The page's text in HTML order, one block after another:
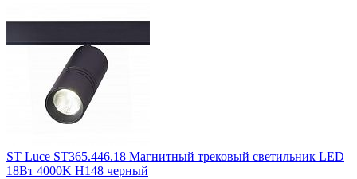
ST Luce ST365.446.18 Магнитный трековый светильник LED
18Вт 4000K H148 черный